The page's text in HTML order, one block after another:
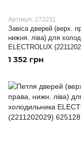
Артикул: 272211
Завіса дверей (верх.
нижня. ліва) для
ELECTROLUX
1 352 грн